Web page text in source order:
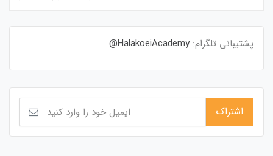
پشتیبانی تلگرام: HalakoeiAcademy@